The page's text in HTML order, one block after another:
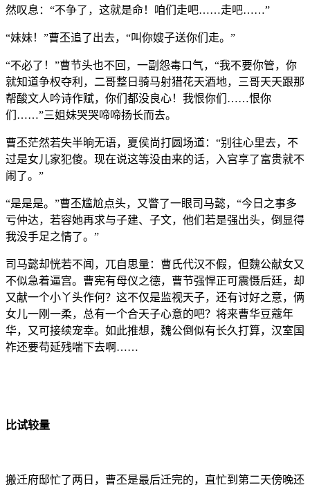
然叹息：“不争了，这就是命！咱们走吧……走吧……”
“妹妹！”曹丕追了出去，“叫你嫂子送你们走。”
“不必了！”曹节头也不回，一副怨毒口气，“我不要你管，你
就知道争权夺利，二哥整日骑马射猎花天酒地，三哥天天跟那
帮酸文人吟诗作赋，你们都没良心！我恨你们……恨你
们……”三姐妹哭哭啼啼扬长而去。
曹丕茫然若失半晌无语，夏侯尚打圆场道：“别往心里去，不
过是女儿家犯傻。现在说这等没由来的话，入宫享了富贵就不
闹了。”
“是是是。”曹丕尴尬点头，又瞥了一眼司马懿，“今日之事多
亏仲达，若容她再求与子建、子文，他们若是强出头，倒显得
我没手足之情了。”
司马懿却恍若不闻，兀自思量：曹氏代汉不假，但魏公献女又
不似急着逼宫。曹宪有母仪之德，曹节强悍正可震慑后廷，却
又献一个小丫头作何？这不仅是监视天子，还有讨好之意，俩
女儿一刚一柔，总有一个合天子心意的吧？将来曹华豆蔻年
华，又可接续宠幸。如此推想，魏公倒似有长久打算，汉室国
祚还要苟延残喘下去啊……
比试较量
搬迁府邸忙了两日，曹丕是最后迁完的，直忙到第二天傍晚还